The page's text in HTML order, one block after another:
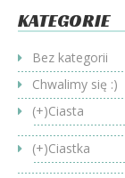
KATEGORIE
Bez kategorii
Chwalimy się :)
(+)Ciasta
(+)Ciastka